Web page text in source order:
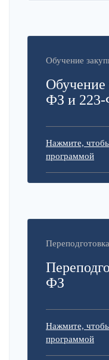
Обучение
Обучение
ФЗ и
Нажмите,
программой
ФЗ
Нажмите,
программой